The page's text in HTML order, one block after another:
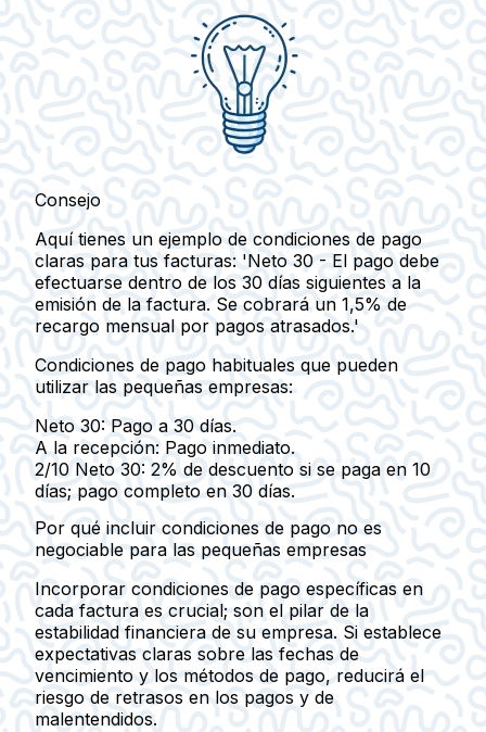
Consejo
Aquí tienes un ejemplo de condiciones de pago
claras para tus facturas: 'Neto 30 - El pago debe
efectuarse dentro de los 30 días siguientes a la
emisión de la factura. Se cobrará un 1,5% de
recargo mensual por pagos atrasados.'
Condiciones de pago habituales que pueden
utilizar las pequeñas empresas:
Neto 30: Pago a 30 días.
A la recepción: Pago inmediato.
2/10 Neto 30: 2% de descuento si se paga en 10
días; pago completo en 30 días.
Por qué incluir condiciones de pago no es
negociable para las pequeñas empresas
Incorporar condiciones de pago específicas en
cada factura es crucial; son el pilar de la
estabilidad financiera de su empresa. Si establece
expectativas claras sobre las fechas de
vencimiento y los métodos de pago, reducirá el
riesgo de retrasos en los pagos y de
malentendidos.